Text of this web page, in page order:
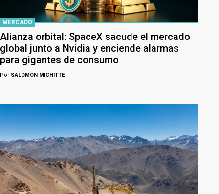
MERCADO
Alianza orbital: SpaceX sacude el mercado
global junto a Nvidia y enciende alarmas
para gigantes de consumo
Por SALOMÓN MICHITTE